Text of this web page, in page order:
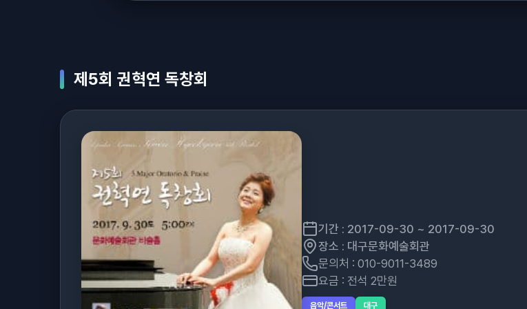
제5회 권혁연 독창회
기간 : 2017-09-30 ~ 2017-09-30
장소 : 대구문화예술회관
문의처 : 010-9011-3489
요금 : 전석 2만원
음악/콘서트 대구